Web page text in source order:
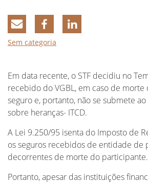
Sem categoria
Em data recente, o STF decidiu no
recebido do VGBL, em caso de
seguro e, portanto, não se submete
sobre heranças- ITCD.
A Lei 9.250/95 isenta do Imposto de
os seguros recebidos de entidade de
decorrentes de morte do participante.
Portanto, apesar das instituições